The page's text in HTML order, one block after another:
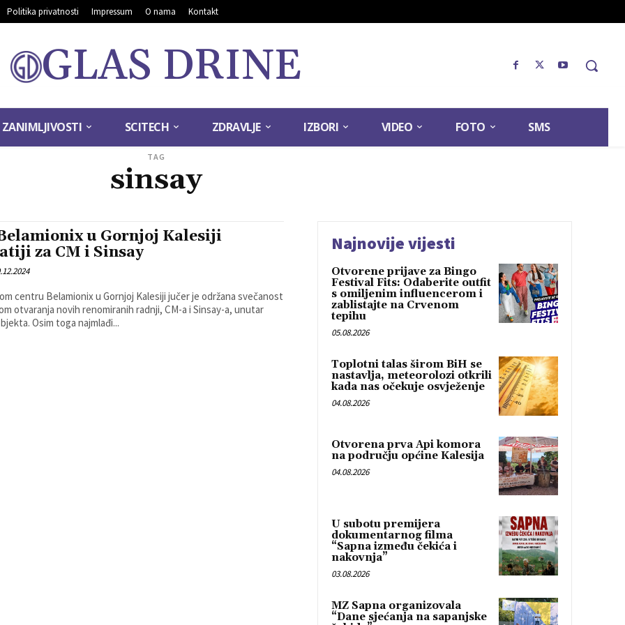
Politika privatnosti Impressum O nama Kontakt
GLAS DRINE
ZANIMLJIVOSTI SCITECH ZDRAVLJE IZBORI VIDEO FOTO SMS
TAG
sinsay
u Gornjoj Kalesiji
za CM i Sinsay
centru Belamionix u Gornjoj Kalesiji jučer je održana svečanost
otvaranja novih renomiranih radnji, CM-a i Sinsay-a, unutar
ovog objekta. Osim toga najmlađi...
Najnovije vijesti
Otvorene prijave za Bingo
Festival Fits: Odaberite outfit
s omiljenim influencerom i
zablistajte na Crvenom
tepihu
05.08.2026
Toplotni talas širom BiH se
nastavlja, meteorolozi otkrili
kada nas očekuje osvježenje
04.08.2026
Otvorena prva Api komora
na području općine Kalesija
04.08.2026
U subotu premijera
dokumentarnog filma
“Sapna između čekića i
nakovnja”
03.08.2026
MZ Sapna organizovala
“Dane sjećanja na sapanjske